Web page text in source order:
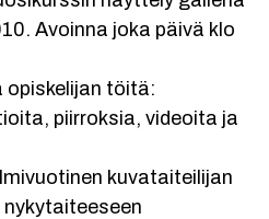
Avoinna joka päivä klo
opiskelijan töitä:
piirroksia, videoita ja
kuvataiteilijan